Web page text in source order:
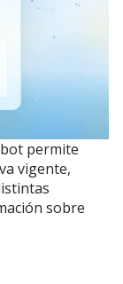
permite
vigente,
sobre